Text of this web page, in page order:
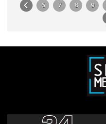
6 7 8 9